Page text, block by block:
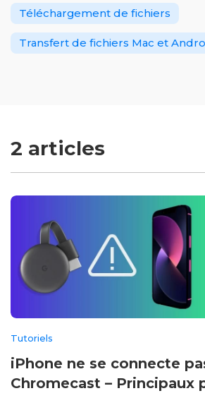
Téléchargement de fichiers
Transfert de fichiers Mac et
2 articles
Tutoriels
iPhone ne se connecte
Chromecast – Principaux